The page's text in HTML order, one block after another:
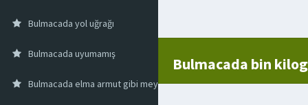
Bulmacada bin
Bulmacada yol uğrağı
Bulmacada uyumamış
Bulmacada elma armut gibi meyvelerin yenmeyen kısmı